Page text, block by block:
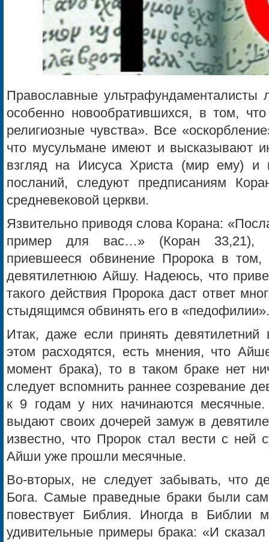
Православные ультрафундаменталисты
особенно новообратившихся, в том,
религиозные чувства». Все
что мусульмане имеют и высказывают
взгляд на Иисуса Христа (мир ему) и
посланий, следуют предписаниям
средневековой церкви.
Язвительно приводя слова Корана:
пример для вас…» (Коран 33,21),
приевшееся обвинение Пророка в
девятилетнюю Айшу. Надеюсь, что
такого действия Пророка даст ответ
стыдящимся обвинять его в «педофилии».
Итак, даже если принять
этом расходятся, есть мнения, что
момент брака), то в таком браке нет
следует вспомнить раннее созревание
к 9 годам у них начинаются
выдают своих дочерей замуж в
известно, что Пророк стал вести с ней
Айши уже прошли месячные.
Во-вторых, не следует забывать, что
Бога. Самые праведные браки были
повествует Библия. Иногда в Библии
удивительные примеры брака: «И